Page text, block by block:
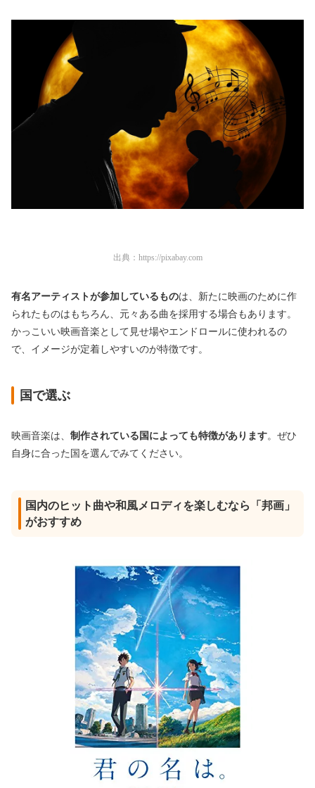
出典： https://pixabay.com
有名アーティストが参加しているものは、新たに映画のために作
られたものはもちろん、元々ある曲を採用する場合もあります。
かっこいい映画音楽として見せ場やエンドロールに使われるの
で、イメージが定着しやすいのが特徴です。
国で選ぶ
映画音楽は、 制作されている国によっても特徴があります。ぜひ
自身に合った国を選んでみてください。
国内のヒット曲や和風メロディを楽しむなら「邦画」
がおすすめ